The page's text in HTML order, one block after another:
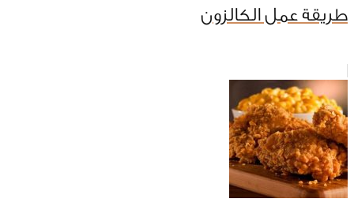
طريقة عمل الكالزون